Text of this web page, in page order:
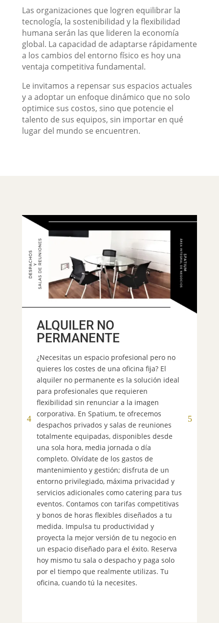
Las organizaciones que logren equilibrar la
tecnología, la sostenibilidad y la flexibilidad
humana serán las que lideren la economía
global. La capacidad de adaptarse rápidamente
a los cambios del entorno físico es hoy una
ventaja competitiva fundamental.
Le invitamos a repensar sus espacios actuales
y a adoptar un enfoque dinámico que no solo
optimice sus costos, sino que potencie el
talento de sus equipos, sin importar en qué
lugar del mundo se encuentren.
ALQUILER NO
PERMANENTE
¿Necesitas un espacio profesional pero no
quieres los costes de una oficina fija? El
alquiler no permanente es la solución ideal
para profesionales que requieren
flexibilidad sin renunciar a la imagen
corporativa. En Spatium, te ofrecemos
despachos privados y salas de reuniones
totalmente equipadas, disponibles desde
una sola hora, media jornada o día
completo. Olvídate de los gastos de
mantenimiento y gestión; disfruta de un
entorno privilegiado, máxima privacidad y
servicios adicionales como catering para tus
eventos. Contamos con tarifas competitivas
y bonos de horas flexibles diseñados a tu
medida. Impulsa tu productividad y
proyecta la mejor versión de tu negocio en
un espacio diseñado para el éxito. Reserva
hoy mismo tu sala o despacho y paga solo
por el tiempo que realmente utilizas. Tu
oficina, cuando tú la necesites.